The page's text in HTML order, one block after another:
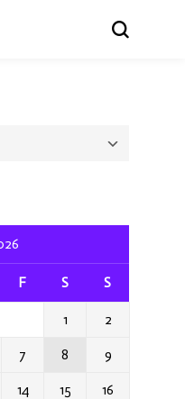
F S S
1 2
7 8 9
14 15 16